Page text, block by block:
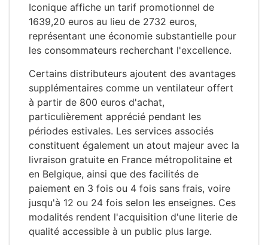
Iconique affiche un tarif promotionnel de
1639,20 euros au lieu de 2732 euros,
représentant une économie substantielle pour
les consommateurs recherchant l'excellence.
Certains distributeurs ajoutent des avantages
supplémentaires comme un ventilateur offert
à partir de 800 euros d'achat,
particulièrement apprécié pendant les
périodes estivales. Les services associés
constituent également un atout majeur avec la
livraison gratuite en France métropolitaine et
en Belgique, ainsi que des facilités de
paiement en 3 fois ou 4 fois sans frais, voire
jusqu'à 12 ou 24 fois selon les enseignes. Ces
modalités rendent l'acquisition d'une literie de
qualité accessible à un public plus large.